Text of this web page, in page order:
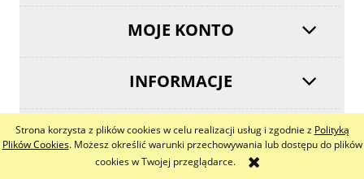
Strona korzysta z plików cookies w celu realizacji usług i zgodnie z Polityką
Plików Cookies. Możesz określić warunki przechowywania lub dostępu do plików
cookies w Twojej przeglądarce.
MOJE KONTO
INFORMACJE
pokaż pełną wersję strony
Sklep internetowy Shoper.pl